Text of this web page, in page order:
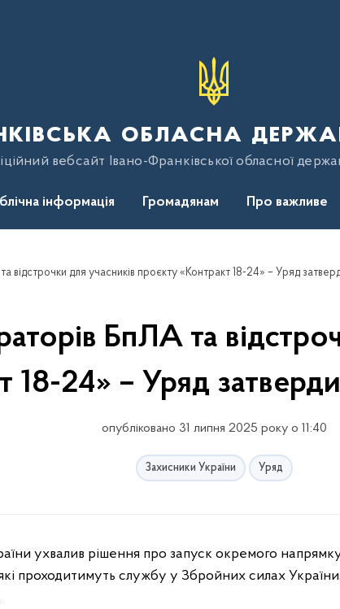
обласна
вебсайт Івано-Франківської обласної
інформація Громадянам Про важливе
відстрочки для учасників проєкту «Контракт 18-24» – Уряд
БпЛА та
18-24» – Уряд
опубліковано 31 липня 2025 року о 11:40
Захисники України Уряд
проходитимуть службу у Збройних силах України,